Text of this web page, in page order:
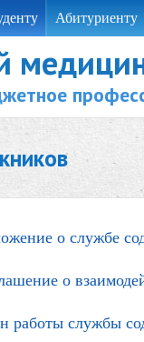
Абитуриенту
о службе
о
работы службы